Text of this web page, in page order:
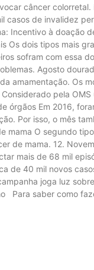
câncer
casos de invalidez
Incentivo à doação
Os dois tipos mais
sofram com essa
Agosto
amamentação. Os
pela
órgãos Em 2016,
Por isso, o mês
mama O segundo
de mama. 12.
mais de 68 mil
de 40 mil novos
joga luz
Para saber como